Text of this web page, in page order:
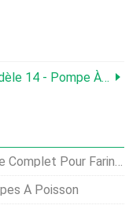
14 - Pompe À Poisson
Pour Farine De Poisson
À Poisson